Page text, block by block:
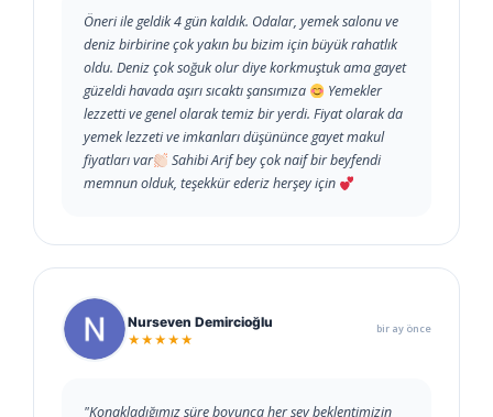
Öneri ile geldik 4 gün kaldık. Odalar, yemek salonu ve
deniz birbirine çok yakın bu bizim için büyük rahatlık
oldu. Deniz çok soğuk olur diye korkmuştuk ama gayet
güzeldi havada aşırı sıcaktı şansımıza
Yemekler
lezzetti ve genel olarak temiz bir yerdi. Fiyat olarak da
yemek lezzeti ve imkanları düşününce gayet makul
fiyatları var
Sahibi Arif bey çok naif bir beyfendi
memnun olduk, teşekkür ederiz herşey için
Nurseven Demircioğlu
★★★★★
bir ay önce
"Konakladığımız süre boyunca her şey beklentimizin